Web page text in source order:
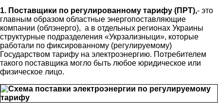
1. Поставщики по регулированному тарифу (ПРТ),- это
главным образом областные энергопоставляющие
компании (облэнерго), а в отдельных регионах Украины
структурные подразделения «Укрзализныци», которые
работали по фиксированному (регулируемому)
Государством тарифу на электроэнергию. Потребителем
такого поставщика могло быть любое юридическое или
физическое лицо.